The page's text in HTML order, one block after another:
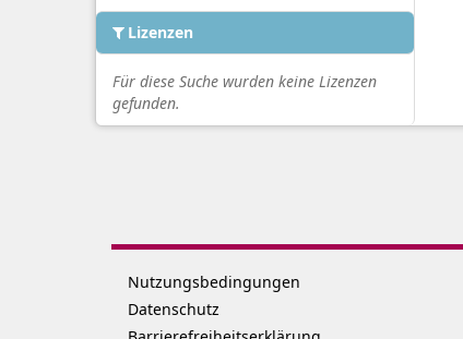
Lizenzen
Für diese Suche wurden keine Lizenzen
gefunden.
Nutzungsbedingungen
Datenschutz